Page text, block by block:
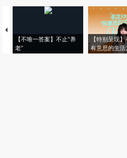
【不唯一答案】不止“养
老”
【特别呈现
有意思的生活